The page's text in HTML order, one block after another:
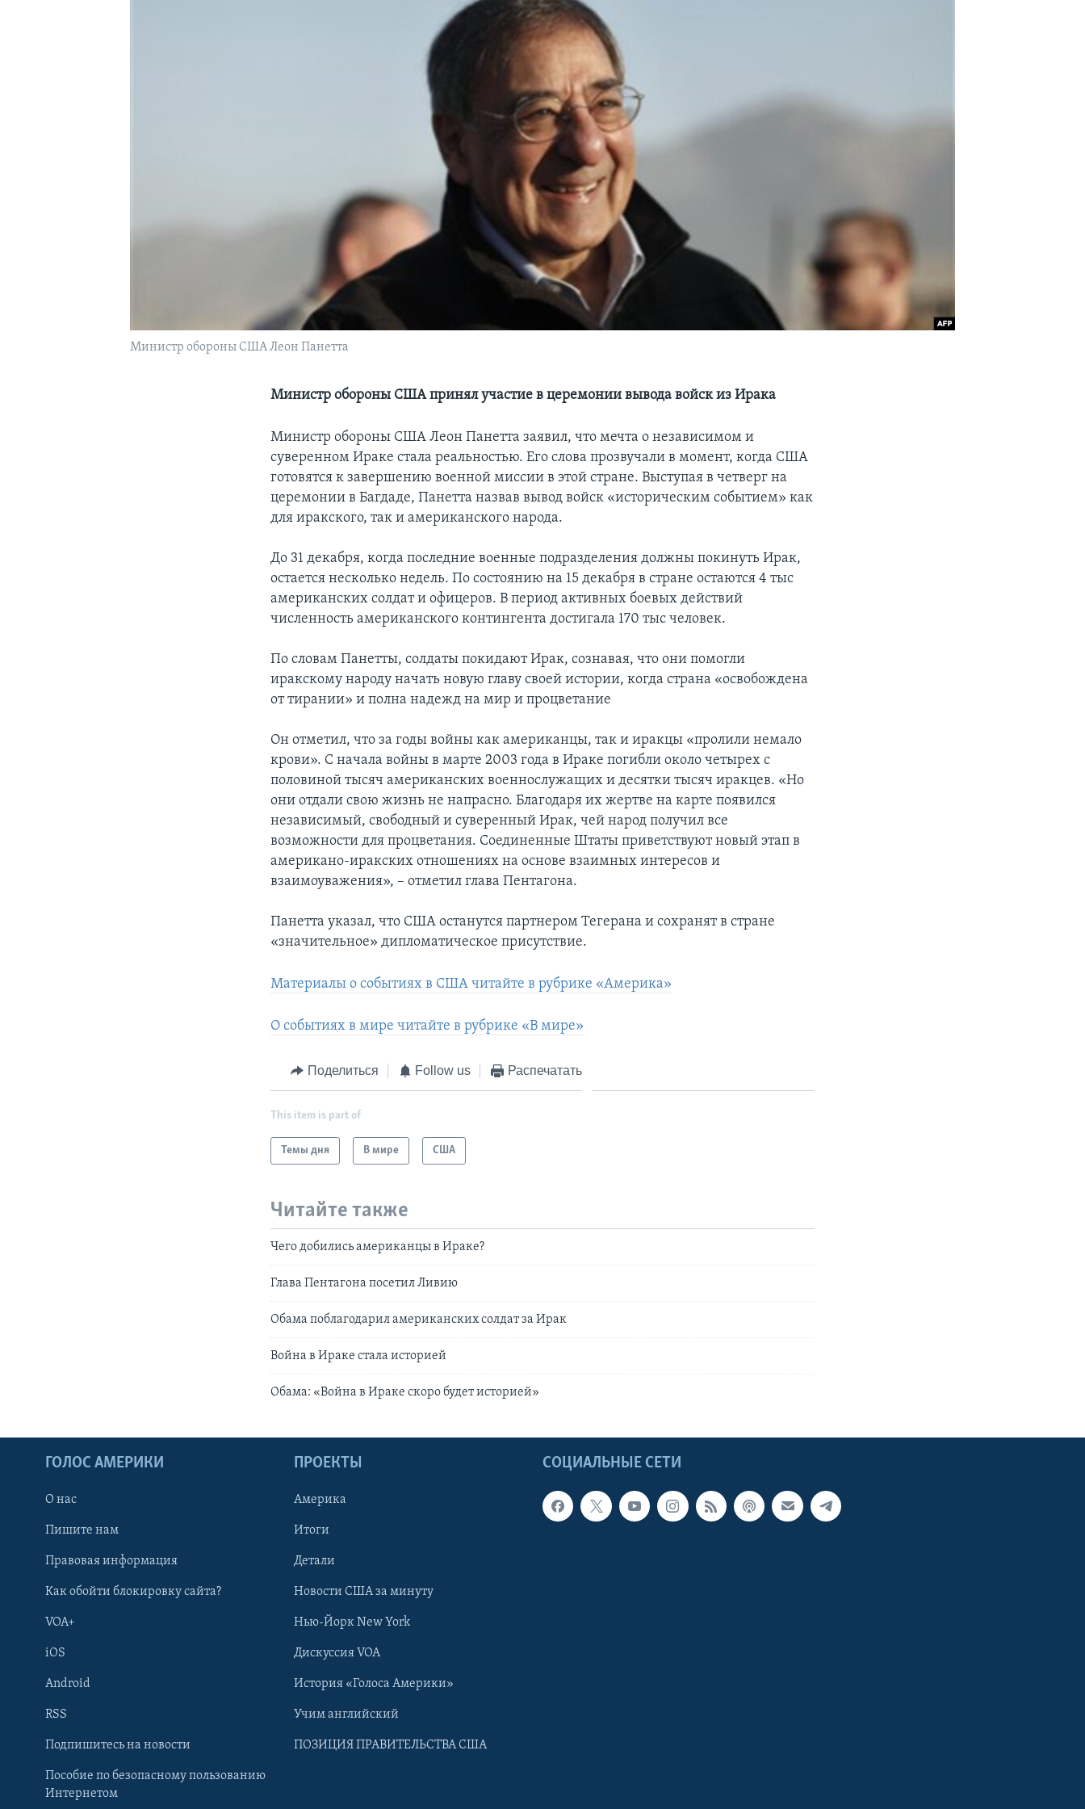
Learning English
Министр обороны США Леон Панетта
Министр обороны США принял участие в церемонии вывода войск из Ирака
Министр обороны США Леон Панетта заявил, что мечта о независимом и
суверенном Ираке стала реальностью. Его слова прозвучали в момент, когда США
готовятся к завершению военной миссии в этой стране. Выступая в четверг на
церемонии в Багдаде, Панетта назвав вывод войск «историческим событием» как
для иракского, так и американского народа.
До 31 декабря, когда последние военные подразделения должны покинуть Ирак,
остается несколько недель. По состоянию на 15 декабря в стране остаются 4 тыс
американских солдат и офицеров. В период активных боевых действий
численность американского контингента достигала 170 тыс человек.
По словам Панетты, солдаты покидают Ирак, сознавая, что они помогли
иракскому народу начать новую главу своей истории, когда страна «освобождена
от тирании» и полна надежд на мир и процветание
Он отметил, что за годы войны как американцы, так и иракцы «пролили немало
крови». С начала войны в марте 2003 года в Ираке погибли около четырех с
половиной тысяч американских военнослужащих и десятки тысяч иракцев. «Но
они отдали свою жизнь не напрасно. Благодаря их жертве на карте появился
независимый, свободный и суверенный Ирак, чей народ получил все
возможности для процветания. Соединенные Штаты приветствуют новый этап в
американо-иракских отношениях на основе взаимных интересов и
взаимоуважения», – отметил глава Пентагона.
Панетта указал, что США останутся партнером Тегерана и сохранят в стране
«значительное» дипломатическое присутствие.
Материалы о событиях в США читайте в рубрике «Америка»
О событиях в мире читайте в рубрике «В мире»
Поделиться Follow us Распечатать
This item is part of
Темы дня В мире США
Читайте также
Чего добились американцы в Ираке?
Глава Пентагона посетил Ливию
Обама поблагодарил американских солдат за Ирак
Война в Ираке стала историей
Обама: «Война в Ираке скоро будет историей»
СОЦИАЛЬНЫЕ СЕТИ
ГОЛОС АМЕРИКИ
О нас
Пишите нам
Правовая информация
Как обойти блокировку сайта?
VOA+
iOS
Android
RSS
Подпишитесь на новости
Пособие по безопасному пользованию
Интернетом
ПРОЕКТЫ
Америка
Итоги
Детали
Новости США за минуту
Нью-Йорк New York
Дискуссия VOA
История «Голоса Америки»
Учим английский
ПОЗИЦИЯ ПРАВИТЕЛЬСТВА США